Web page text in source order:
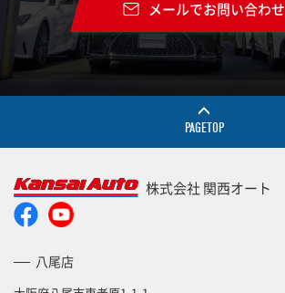
メールでお問い合わせ
PAGETOP
株式会社 関西オート
八尾店